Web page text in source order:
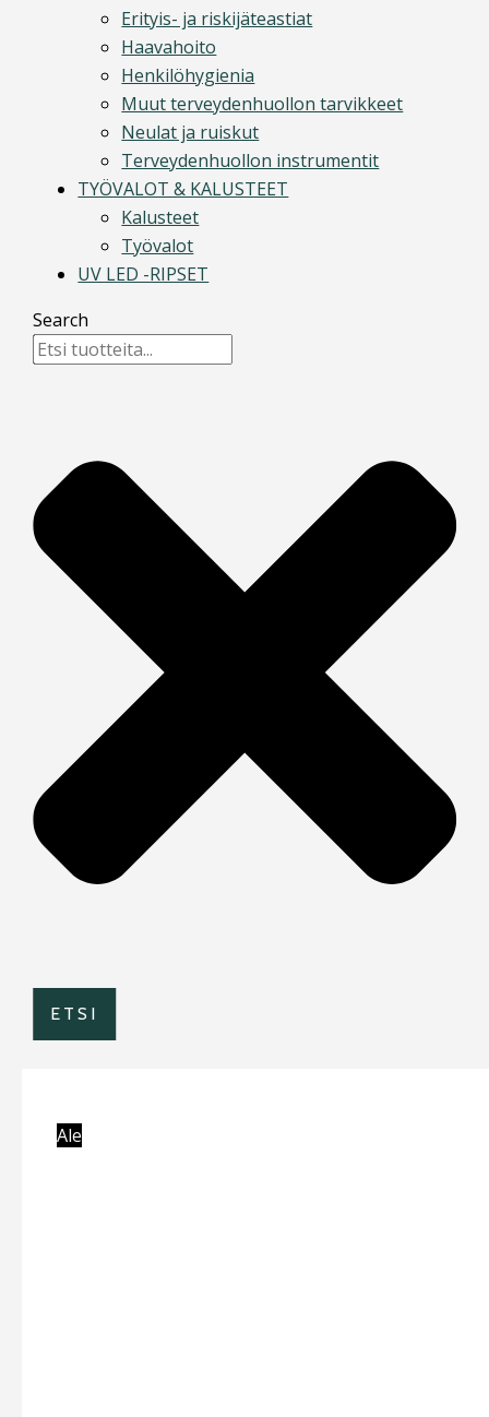
Ale
Erityis- ja riskijäteastiat
Haavahoito
Henkilöhygienia
Muut terveydenhuollon tarvikkeet
Neulat ja ruiskut
Terveydenhuollon instrumentit
TYÖVALOT & KALUSTEET
Kalusteet
Työvalot
UV LED -RIPSET
Search
ETSI